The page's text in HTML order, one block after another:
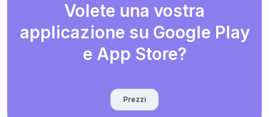
Volete una vostra
applicazione su Google Play
e App Store?
Prezzi